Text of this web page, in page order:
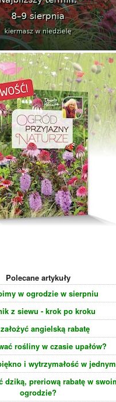
Polecane artykuły
w ogrodzie w sierpniu
z siewu - krok po kroku
angielską rabatę
rośliny w czasie upałów?
i wytrzymałość w jednym
dziką, preriową rabatę w
ogrodzie?